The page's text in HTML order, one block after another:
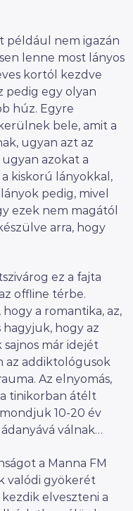
például nem igazán
lenne most lányos
kortól kezdve
pedig egy olyan
húz. Egyre
bele, amit a
ugyan azt az
azokat a
kiskorú lányokkal,
pedig, mivel
ezek nem magától
arra, hogy
ez a fajta
offline térbe.
a romantika, az,
hogy az
már idejét
az addiktológusok
Az elnyomás,
tinikorban átélt
10-20 év
válnak…
a Manna FM
valódi gyökerét
elveszteni a